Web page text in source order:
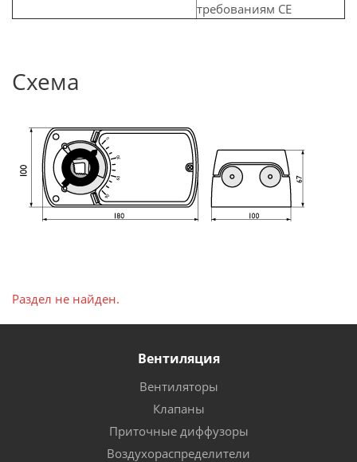
требованиям CE
Схема
Раздел не найден.
Вентиляция
Вентиляторы
Клапаны
Приточные диффузоры
Воздухораспределители